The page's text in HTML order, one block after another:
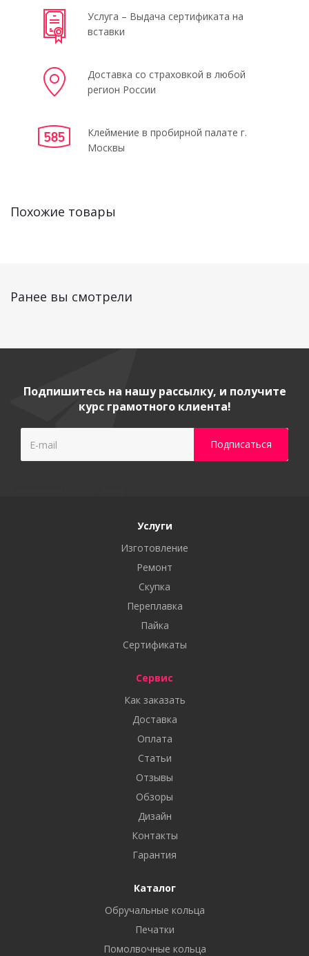
Услуга – Выдача сертификата на
вставки
Доставка со страховкой в любой
регион России
Клеймение в пробирной палате г.
Москвы
Похожие товары
Ранее вы смотрели
Подпишитесь на нашу рассылку, и получите
курс грамотного клиента!
Услуги
Изготовление
Ремонт
Скупка
Переплавка
Пайка
Сертификаты
Сервис
Как заказать
Доставка
Оплата
Статьи
Отзывы
Обзоры
Дизайн
Контакты
Гарантия
Каталог
Обручальные кольца
Печатки
Помолвочные кольца